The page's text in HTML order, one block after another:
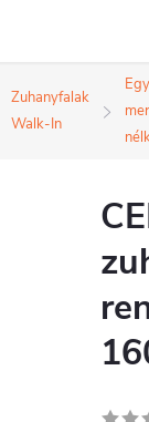
Zuhanyfalak
Walk-In